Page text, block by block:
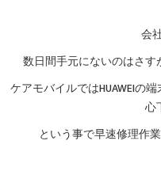
会
数日間手元にないのはさす
ケアモバイルではHUAWEIの
心
という事で早速修理作